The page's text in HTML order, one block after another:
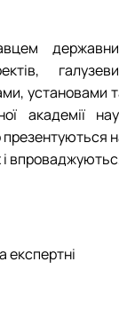
установами
академії
презентуються
і
експертні